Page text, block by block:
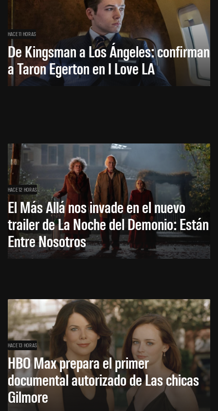
HACE 11 HORAS
De Kingsman a Los Ángeles: confirman
a Taron Egerton en I Love LA
HACE 12 HORAS
El Más Allá nos invade en el nuevo
trailer de La Noche del Demonio: Están
Entre Nosotros
HACE 13 HORAS
HBO Max prepara el primer
documental autorizado de Las chicas
Gilmore